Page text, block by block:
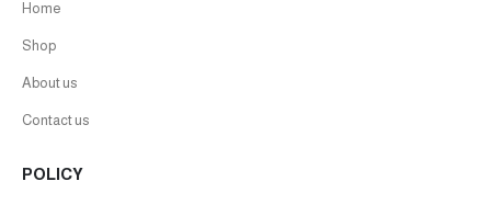
Home
Shop
About us
Contact us
POLICY